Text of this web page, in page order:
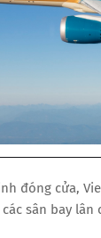
đóng cửa,
sân bay lân